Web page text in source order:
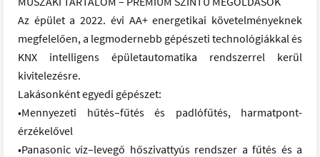
Az épület a 2022. évi AA+ energetikai követelményeknek
megfelelően, a legmodernebb gépészeti technológiákkal és
KNX intelligens épületautomatika rendszerrel kerül
kivitelezésre.
Lakásonként egyedi gépészet:
•Mennyezeti hűtés–fűtés és padlófűtés, harmatpont-
érzékelővel
•Panasonic víz–levegő hőszivattyús rendszer a fűtés és a